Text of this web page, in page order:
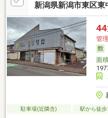
新潟県新潟市東区東
44
管
面
駐車場(近隣含) 駅から徒